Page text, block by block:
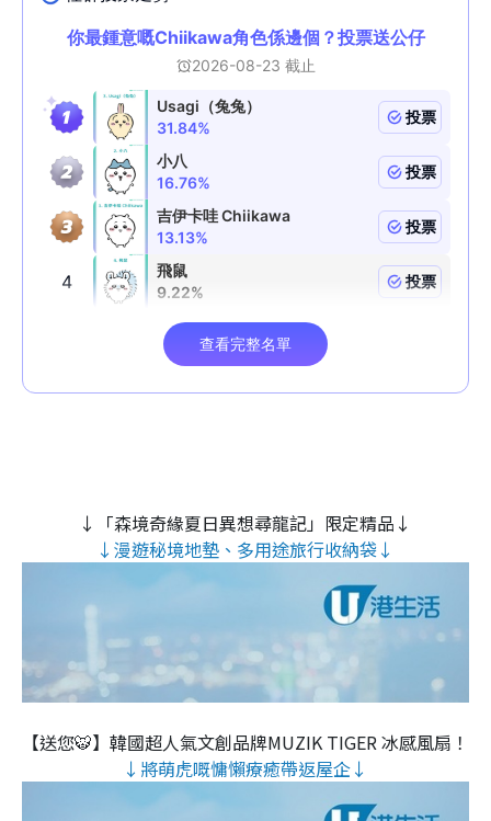
↓「森境奇緣夏日異想尋龍記」限定精品↓
↓漫遊秘境地墊、多用途旅行收納袋↓
【送您🐯】韓國超人氣文創品牌MUZIK TIGER 冰感風扇！
↓將萌虎嘅慵懶療癒帶返屋企↓